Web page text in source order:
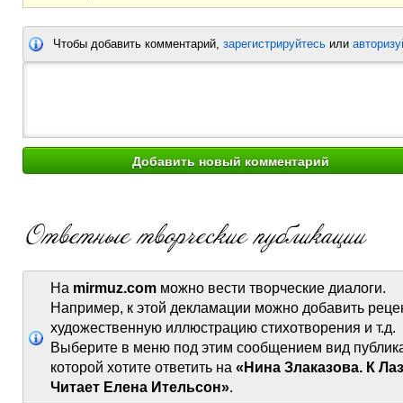
Чтобы добавить комментарий, зарегистрируйтесь или
На mirmuz.com можно вести творческие диалоги.
Например, к этой декламации можно добавить
художественную иллюстрацию стихотворения и т.д.
Выберите в меню под этим сообщением вид
которой хотите ответить на «Нина Злаказова. К
Читает Елена Ительсон».